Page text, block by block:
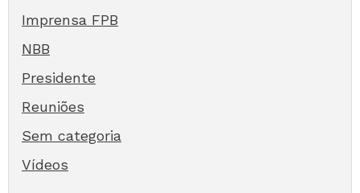
Imprensa FPB
NBB
Presidente
Reuniões
Sem categoria
Vídeos